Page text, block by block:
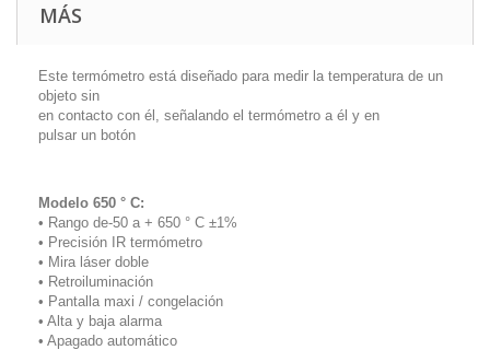
MÁS
Este termómetro está diseñado para medir la temperatura de un
objeto sin
en contacto con él, señalando el termómetro a él y en
pulsar un botón
Modelo 650 ° C:
• Rango de-50 a + 650 ° C ±1%
• Precisión IR termómetro
• Mira láser doble
• Retroiluminación
• Pantalla maxi / congelación
• Alta y baja alarma
• Apagado automático